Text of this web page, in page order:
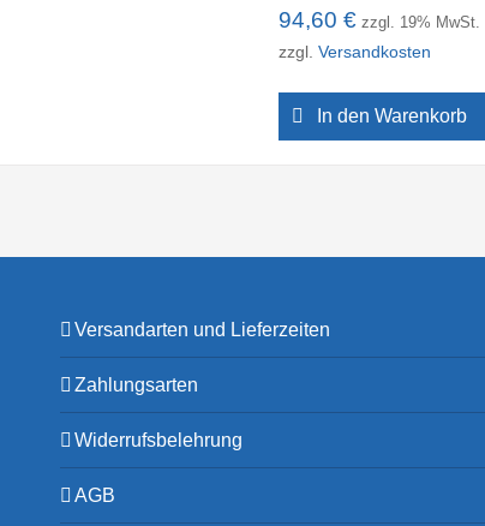
94,60 € zzgl. 19% MwSt.
zzgl. Versandkosten
In den Warenkorb
Versandarten und Lieferzeiten
Zahlungsarten
Widerrufsbelehrung
AGB